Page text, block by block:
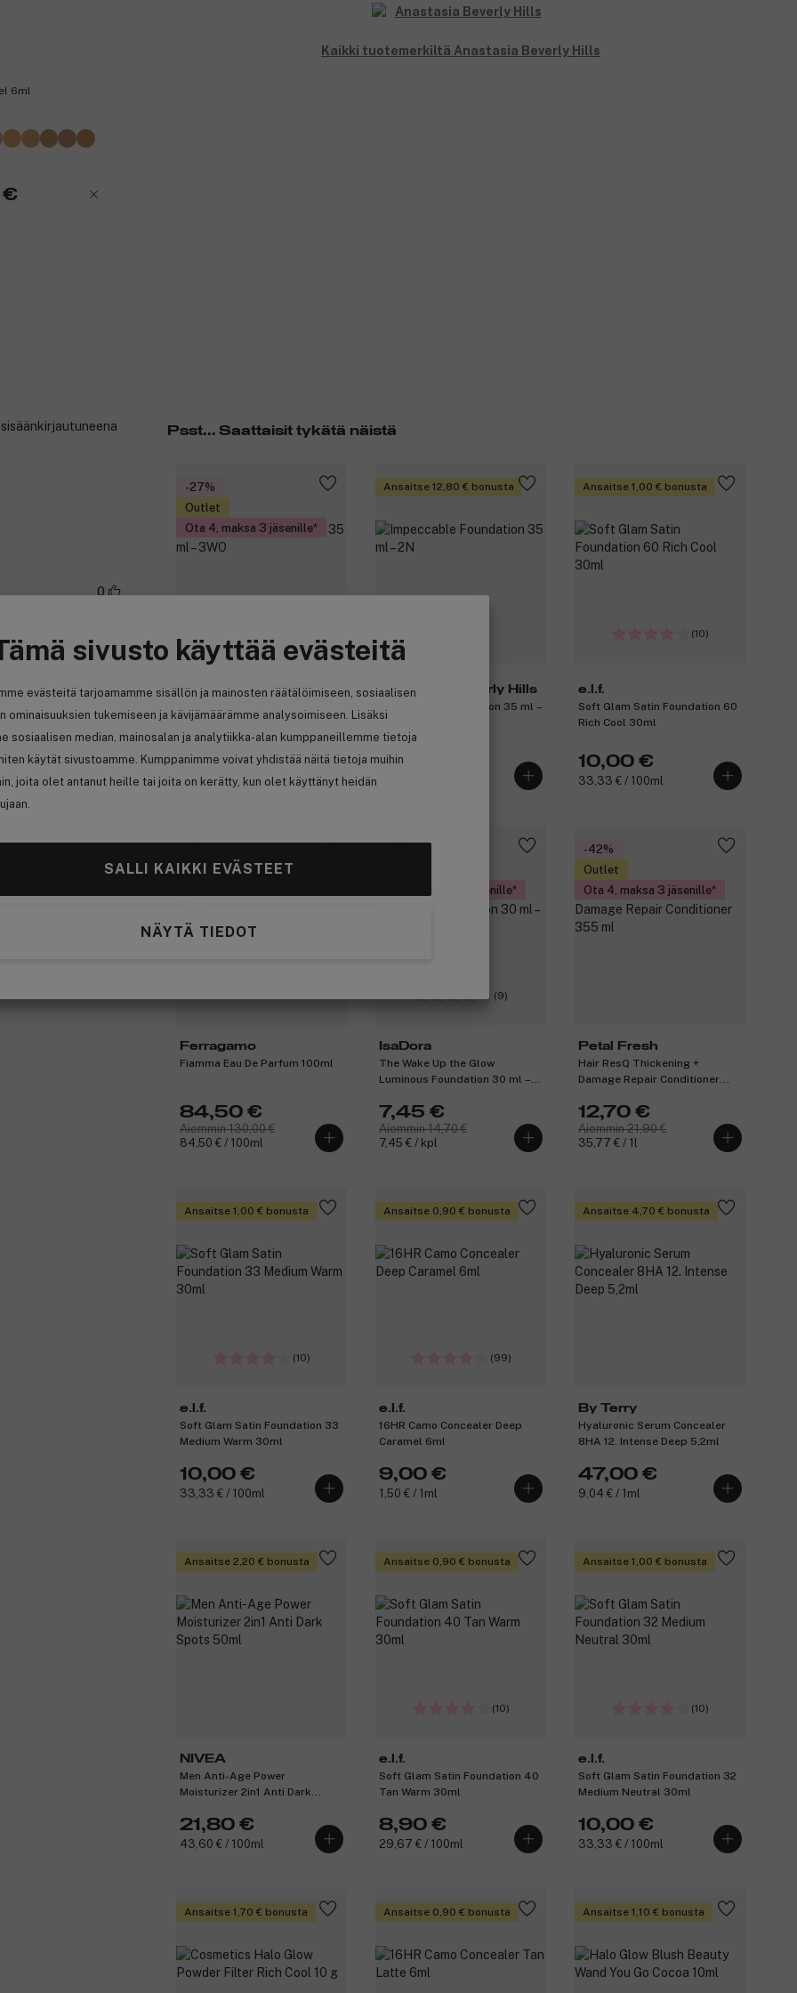
sivusto käyttää evästeitä
evästeitä tarjoamamme sisällön ja mainosten räätälöimiseen, sosiaalisen
ominaisuuksien tukemiseen ja kävijämäärämme analysoimiseen. Lisäksi
sosiaalisen median, mainosalan ja analytiikka-alan kumppaneillemme tietoja
käytät sivustoamme. Kumppanimme voivat yhdistää näitä tietoja muihin
joita olet antanut heille tai joita on kerätty, kun olet käyttänyt heidän
SALLI KAIKKI EVÄSTEET
NÄYTÄ TIEDOT
6ml
€
Kaikki tuotemerkiltä Anastasia Beverly Hills
Psst... Saattaisit tykätä näistä
-27%
Outlet
Ota 4, maksa 3 jäsenille
Impeccable Foundation 35 ml –
3WO
Aiemmin 43,10 €
89,86 € / 100ml
Ansaitse 12,80 € bonusta
Anastasia Beverly Hills
Impeccable Foundation 35 ml –
2N
42,60 €
Ansaitse 1,00 € bonusta
(10)
e.l.f.
Soft Glam Satin Foundation 60
Rich Cool 30ml
10,00 €
33,33 € / 100ml
Ferragamo
Fiamma Eau De Parfum 100ml
84,50 €
Aiemmin 130,00 €
84,50 € / 100ml
Ota 4, maksa 3 jäsenille
(9)
IsaDora
The Wake Up the Glow
Luminous Foundation 30 ml –
7,45 €
Aiemmin 14,70 €
7,45 € / kpl
-42%
Outlet
Ota 4, maksa 3 jäsenille
Petal Fresh
Hair ResQ Thickening +
Damage Repair Conditioner
12,70 €
Aiemmin 21,90 €
35,77 € / 1l
Ansaitse 1,00 € bonusta
(10)
e.l.f.
Soft Glam Satin Foundation 33
Medium Warm 30ml
10,00 €
33,33 € / 100ml
Ansaitse 0,90 € bonusta
(99)
e.l.f.
16HR Camo Concealer Deep
Caramel 6ml
9,00 €
1,50 € / 1ml
Ansaitse 4,70 € bonusta
By Terry
Hyaluronic Serum Concealer
8HA 12. Intense Deep 5,2ml
47,00 €
9,04 € / 1ml
Ansaitse 2,20 € bonusta
NIVEA
Men Anti-Age Power
Moisturizer 2in1 Anti Dark
21,80 €
43,60 € / 100ml
Ansaitse 0,90 € bonusta
(10)
e.l.f.
Soft Glam Satin Foundation 40
Tan Warm 30ml
8,90 €
29,67 € / 100ml
Ansaitse 1,00 € bonusta
(10)
e.l.f.
Soft Glam Satin Foundation 32
Medium Neutral 30ml
10,00 €
33,33 € / 100ml
Ansaitse 1,70 € bonusta Ansaitse 0,90 € bonusta Ansaitse 1,10 € bonusta
0
suosittelen
hyvin.